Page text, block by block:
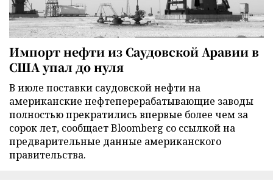
Импорт нефти из Саудовской Аравии в
США упал до нуля
В июле поставки саудовской нефти на
американские нефтеперерабатывающие заводы
полностью прекратились впервые более чем за
сорок лет, сообщает Bloomberg со ссылкой на
предварительные данные американского
правительства.